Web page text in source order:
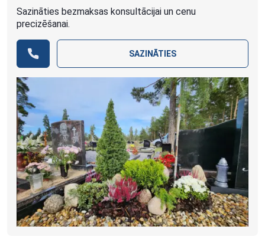
Sazināties bezmaksas konsultācijai un cenu
precizēšanai.
SAZINĀTIES